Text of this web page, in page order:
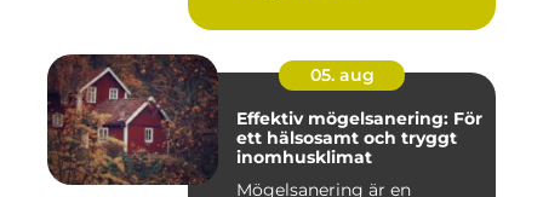
05. aug
Effektiv mögelsanering: För
ett hälsosamt och tryggt
inomhusklimat
Mögelsanering är en